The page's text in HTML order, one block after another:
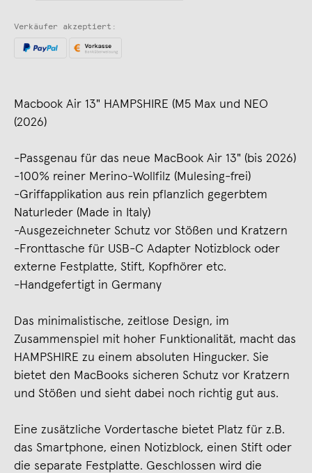
Verkäufer akzeptiert:
Macbook Air 13" HAMPSHIRE (M5 Max und NEO
(2026)
-Passgenau für das neue MacBook Air 13" (bis 2026)
-100% reiner Merino-Wollfilz (Mulesing-frei)
-Griffapplikation aus rein pflanzlich gegerbtem
Naturleder (Made in Italy)
-Ausgezeichneter Schutz vor Stößen und Kratzern
-Fronttasche für USB-C Adapter Notizblock oder
externe Festplatte, Stift, Kopfhörer etc.
-Handgefertigt in Germany
Das minimalistische, zeitlose Design, im
Zusammenspiel mit hoher Funktionalität, macht das
HAMPSHIRE zu einem absoluten Hingucker. Sie
bietet den MacBooks sicheren Schutz vor Kratzern
und Stößen und sieht dabei noch richtig gut aus.
Eine zusätzliche Vordertasche bietet Platz für z.B.
das Smartphone, einen Notizblock, einen Stift oder
die separate Festplatte. Geschlossen wird die